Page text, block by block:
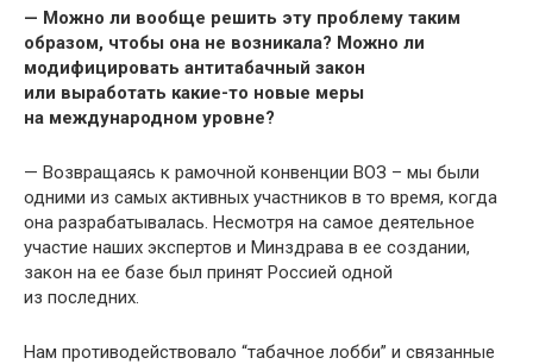
— Можно ли вообще решить эту проблему таким
образом, чтобы она не возникала? Можно ли
модифицировать антитабачный закон
или выработать какие-то новые меры
на международном уровне?
— Возвращаясь к рамочной конвенции ВОЗ – мы были
одними из самых активных участников в то время, когда
она разрабатывалась. Несмотря на самое деятельное
участие наших экспертов и Минздрава в ее создании,
закон на ее базе был принят Россией одной
из последних.
Нам противодействовало “табачное лобби” и связанные